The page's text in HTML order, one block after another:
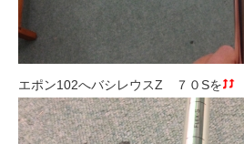
エポン102へバシレウスZ ７０Sを